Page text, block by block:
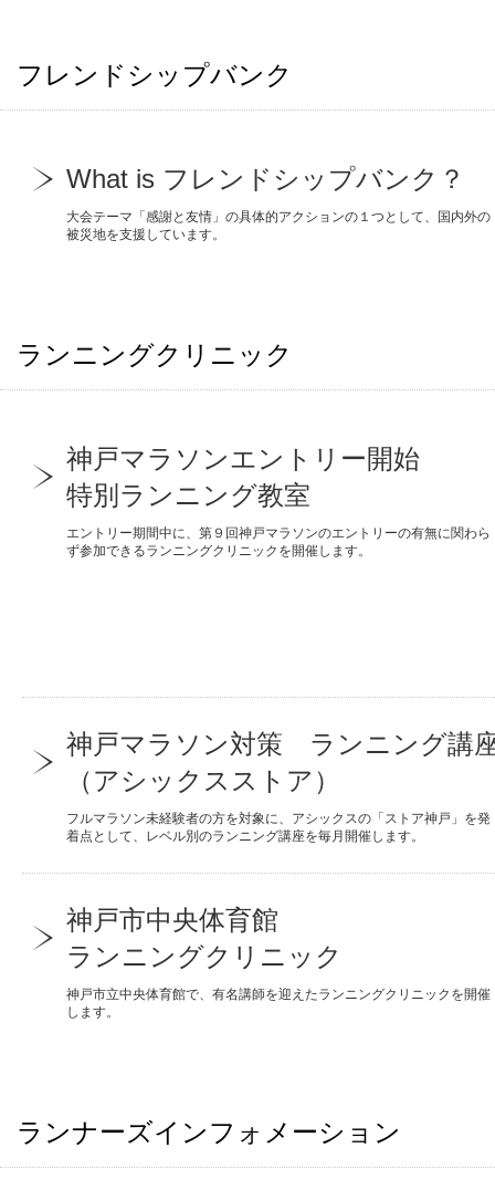
フレンドシップバンク
What is フレンドシップバンク？
大会テーマ「感謝と友情」の具体的アクションの１つとして、国内外の
被災地を支援しています。
ランニングクリニック
神戸マラソンエントリー開始
特別ランニング教室
エントリー期間中に、第９回神戸マラソンのエントリーの有無に関わら
ず参加できるランニングクリニックを開催します。
神戸マラソン対策 ランニング講
（アシックスストア）
フルマラソン未経験者の方を対象に、アシックスの「ストア神戸」を発
着点として、レベル別のランニング講座を毎月開催します。
神戸市中央体育館
ランニングクリニック
神戸市立中央体育館で、有名講師を迎えたランニングクリニックを開催
します。
ランナーズインフォメーション